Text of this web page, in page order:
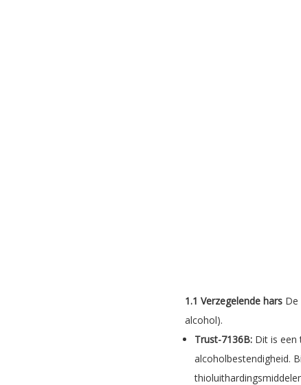
1.1 Verzegelende hars De
alcohol).
Trust-7136B: Dit is een
alcoholbestendigheid.